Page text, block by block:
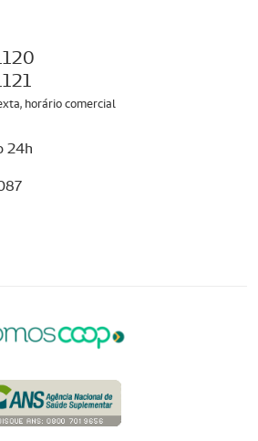
horário comercial
24h